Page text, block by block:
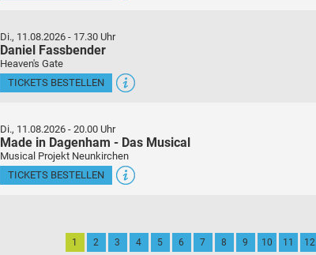
Di., 11.08.2026 - 17.30 Uhr
Daniel Fassbender
Heaven's Gate
TICKETS BESTELLEN
Di., 11.08.2026 - 20.00 Uhr
Made in Dagenham - Das Musical
Musical Projekt Neunkirchen
TICKETS BESTELLEN
1 2 3 4 5 6 7 8 9 10 11 12